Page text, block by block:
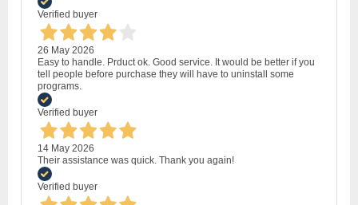
Verified buyer
26 May 2026
Easy to handle. Prduct ok. Good service. It would be better if you
tell people before purchase they will have to uninstall some
programs.
Verified buyer
14 May 2026
Their assistance was quick. Thank you again!
Verified buyer